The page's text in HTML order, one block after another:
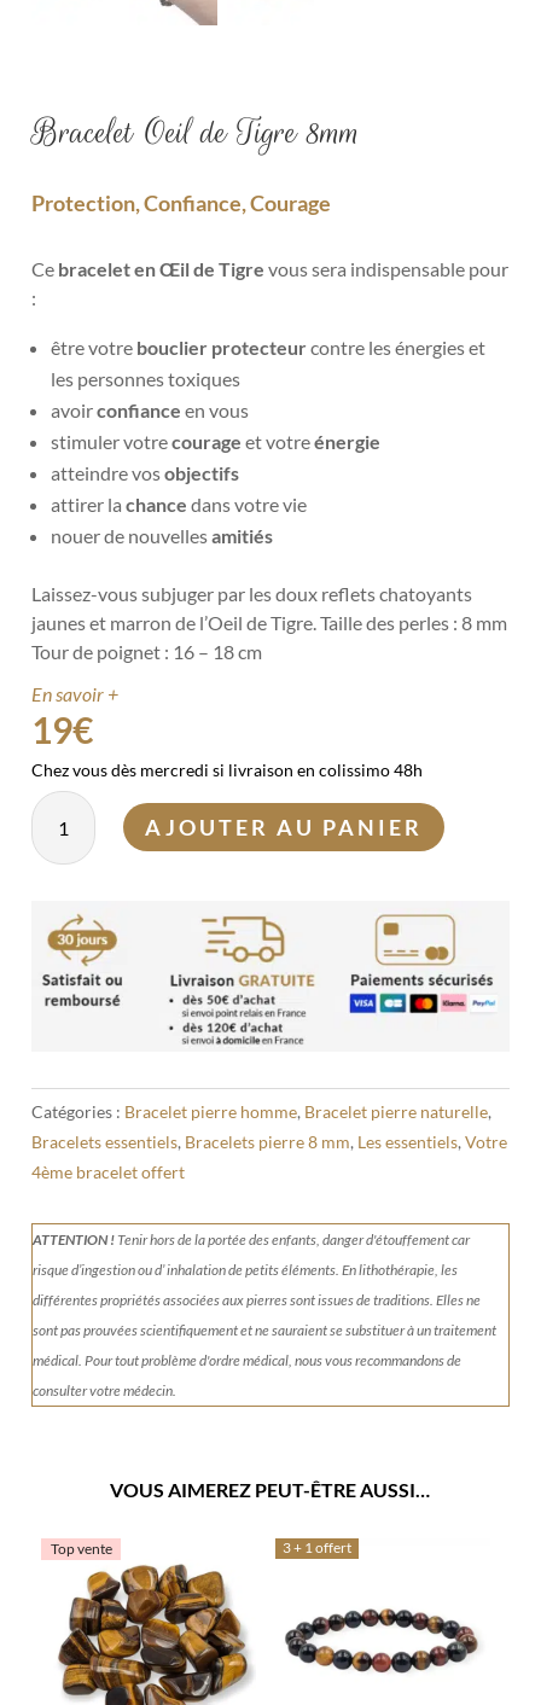
Bracelet Oeil de Tigre 8mm
Protection, Confiance, Courage
Ce bracelet en Œil de Tigre vous sera indispensable pour
:
être votre bouclier protecteurcontre lesénergies et
les personnes toxiques
avoirconfiance en vous
stimuler votrecourageet votreénergie
atteindre vosobjectifs
attirer lachance dans votre vie
nouer de nouvellesamitiés
Laissez-vous subjuger par les doux reflets chatoyants
jaunes et marron de l’Oeil de Tigre. Taille des perles : 8 mm
Tour de poignet : 16 – 18 cm
En savoir +
19€
Chez vous dès mercredi si livraison en colissimo 48h
quantité
Bracelet
Tigre
8mm
AJOUTER AU PANIER
Catégories : Bracelet pierre homme, Bracelet pierre naturelle,
Bracelets essentiels, Bracelets pierre 8 mm, Les essentiels,Votre
4ème bracelet offert
ATTENTION !Tenirhors de la portée des enfants, danger d'étouffement car
risque d’ingestion ou d’ inhalation de petits éléments.En lithothérapie, les
différentes propriétés associées aux pierres sont issues de traditions. Elles ne
sont pas prouvées scientifiquement et ne sauraient se substituer à un traitement
médical. Pour tout problème d'ordre médical, nous vous recommandons de
consulter votre médecin.
VOUS AIMEREZ PEUT-ÊTRE AUSSI…
Top vente 3 + 1 offert